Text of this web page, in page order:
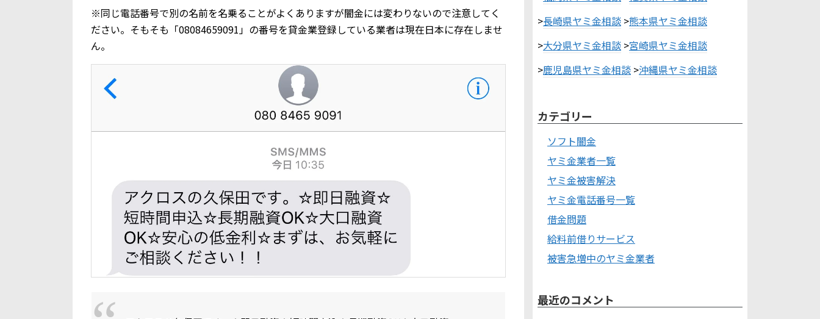
※同じ電話番号で別の名前を名乗ることがよくありますが闇金には変わりないので注意してく
ださい。そもそも「08084659091」の番号を貸金業登録している業者は現在日本に存在しませ
ん。
>長崎県ヤミ金相談 >熊本県ヤミ金相談
>大分県ヤミ金相談 >宮崎県ヤミ金相談
>鹿児島県ヤミ金相談 >沖縄県ヤミ金相談
カテゴリー
ソフト闇金
ヤミ金業者一覧
ヤミ金被害解決
ヤミ金電話番号一覧
借金問題
給料前借りサービス
被害急増中のヤミ金業者
最近のコメント